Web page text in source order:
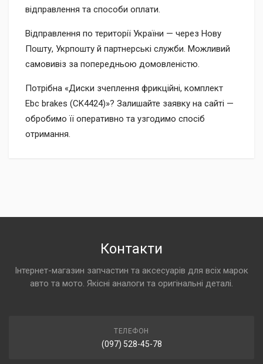
відправлення та способи оплати.
Відправлення по території України — через Нову
Пошту, Укрпошту й партнерські служби. Можливий
самовивіз за попередньою домовленістю.
Потрібна «Диски зчеплення фрикційні, комплект
Ebc brakes (CK4424)»? Залишайте заявку на сайті —
обробимо її оперативно та узгодимо спосіб
отримання.
Контакти
Інтернет-магазин запчастин та аксесуарів для всіх марок
авто та мото. Якісні аналоги та оригінальні деталі.
ТЕЛЕФОН
(097) 528-45-78